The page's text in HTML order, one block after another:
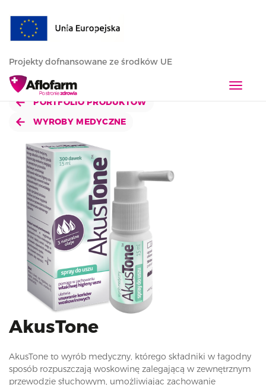
Projekty dofnansowane ze środków UE
T
o
PORTFOLIO PRODUKTÓW
WYROBY MEDYCZNE
AkusTone
AkusTone to wyrób medyczny, którego składniki w łagodny
sposób rozpuszczają woskowinę zalegającą w zewnętrznym
przewodzie słuchowym, umożliwiając zachowanie